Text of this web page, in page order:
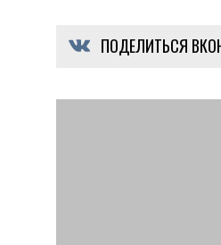
ПОДЕЛИТЬСЯ